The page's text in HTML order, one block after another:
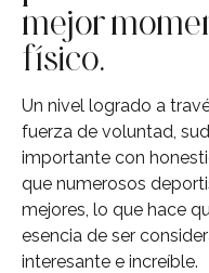
mejor
físico.
Un nivel logrado a
fuerza de voluntad,
importante con
que numerosos
mejores, lo que hace
esencia de ser
interesante e increíble.